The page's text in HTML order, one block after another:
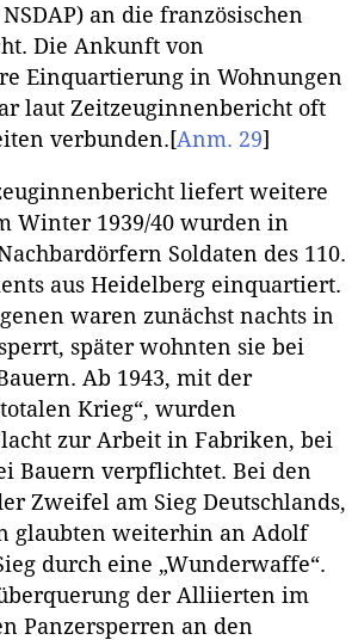
an die französischen
Die Ankunft von
Einquartierung in Wohnungen
laut Zeitzeuginnenbericht oft
verbunden. [Anm. 29]
liefert weitere
Winter 1939/40 wurden in
Soldaten des 110.
aus Heidelberg einquartiert.
waren zunächst nachts in
später wohnten sie bei
Ab 1943, mit der
Krieg“, wurden
zur Arbeit in Fabriken, bei
Bauern verpflichtet. Bei den
Zweifel am Sieg Deutschlands,
glaubten weiterhin an Adolf
durch eine „Wunderwaffe“.
der Alliierten im
Panzersperren an den